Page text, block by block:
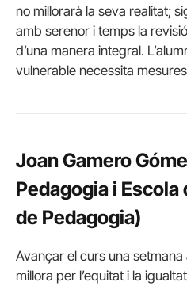
no millorarà la seva realitat;
amb serenor i temps la
d’una manera integral.
vulnerable necessita mesures
Joan Gamero
Pedagogia i Escola
de Pedagogia)
Avançar el curs una
millora per l’equitat i la